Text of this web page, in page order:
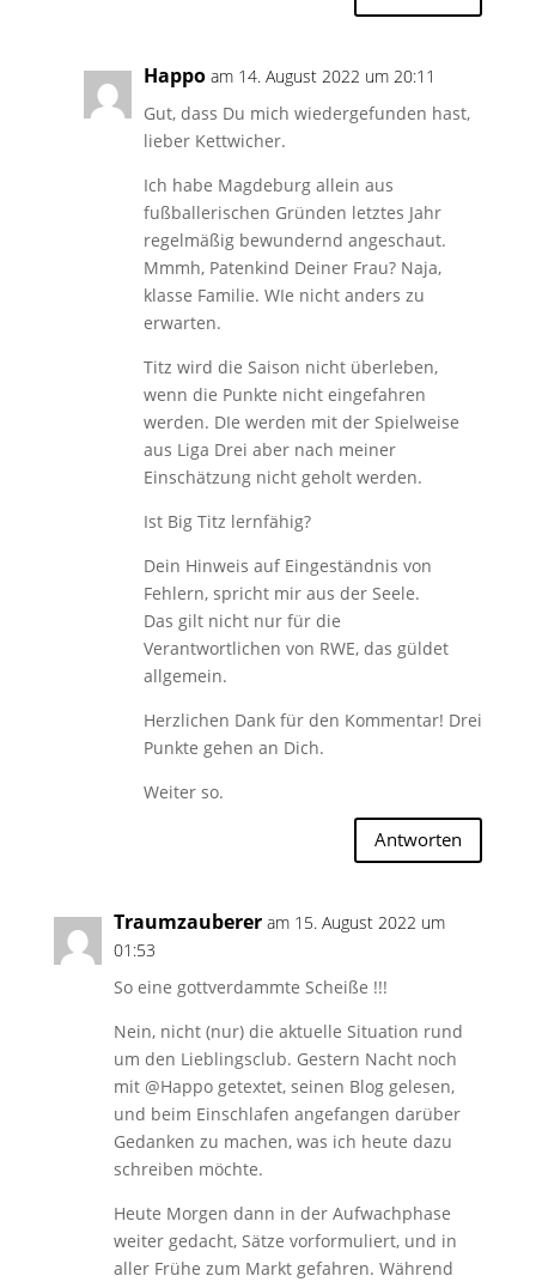
Happo am 14. August 2022 um 20:11
Gut, dass Du mich wiedergefunden hast,
lieber Kettwicher.
Ich habe Magdeburg allein aus
fußballerischen Gründen letztes Jahr
regelmäßig bewundernd angeschaut.
Mmmh, Patenkind Deiner Frau? Naja,
klasse Familie. WIe nicht anders zu
erwarten.
Titz wird die Saison nicht überleben,
wenn die Punkte nicht eingefahren
werden. DIe werden mit der Spielweise
aus Liga Drei aber nach meiner
Einschätzung nicht geholt werden.
Ist Big Titz lernfähig?
Dein Hinweis auf Eingeständnis von
Fehlern, spricht mir aus der Seele.
Das gilt nicht nur für die
Verantwortlichen von RWE, das güldet
allgemein.
Herzlichen Dank für den Kommentar! Drei
Punkte gehen an Dich.
Weiter so.
Antworten
Traumzauberer am 15. August 2022 um
01:53
So eine gottverdammte Scheiße !!!
Nein, nicht (nur) die aktuelle Situation rund
um den Lieblingsclub. Gestern Nacht noch
mit @Happo getextet, seinen Blog gelesen,
und beim Einschlafen angefangen darüber
Gedanken zu machen, was ich heute dazu
schreiben möchte.
Heute Morgen dann in der Aufwachphase
weiter gedacht, Sätze vorformuliert, und in
aller Frühe zum Markt gefahren. Während